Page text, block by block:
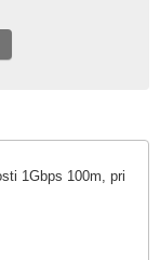
1Gbps 100m, pri